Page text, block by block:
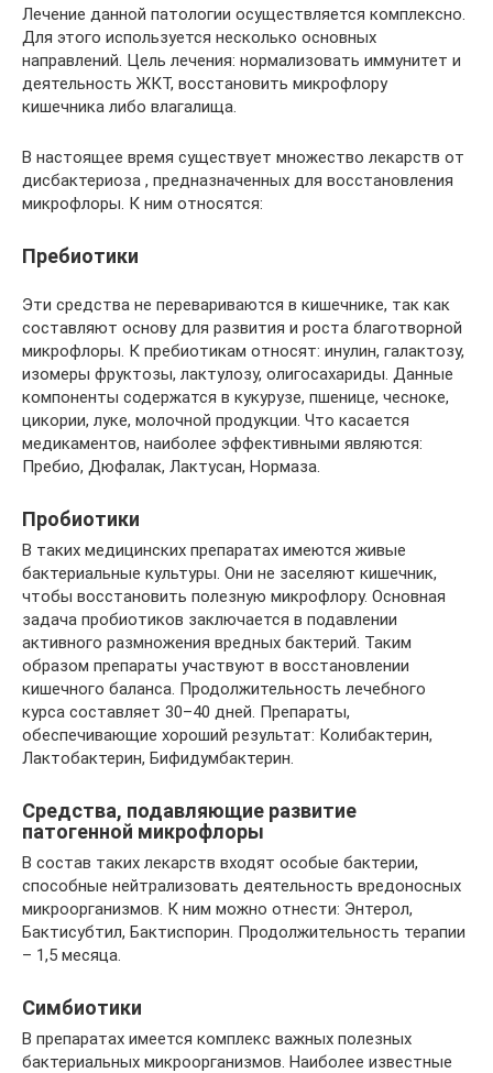
Лечение данной патологии осуществляется комплексно.
Для этого используется несколько основных
направлений. Цель лечения: нормализовать иммунитет и
деятельность ЖКТ, восстановить микрофлору
кишечника либо влагалища.
В настоящее время существует множество лекарств от
дисбактериоза , предназначенных для восстановления
микрофлоры. К ним относятся:
Пребиотики
Эти средства не перевариваются в кишечнике, так как
составляют основу для развития и роста благотворной
микрофлоры. К пребиотикам относят: инулин, галактозу,
изомеры фруктозы, лактулозу, олигосахариды. Данные
компоненты содержатся в кукурузе, пшенице, чесноке,
цикории, луке, молочной продукции. Что касается
медикаментов, наиболее эффективными являются:
Пребио, Дюфалак, Лактусан, Нормаза.
Пробиотики
В таких медицинских препаратах имеются живые
бактериальные культуры. Они не заселяют кишечник,
чтобы восстановить полезную микрофлору. Основная
задача пробиотиков заключается в подавлении
активного размножения вредных бактерий. Таким
образом препараты участвуют в восстановлении
кишечного баланса. Продолжительность лечебного
курса составляет 30–40 дней. Препараты,
обеспечивающие хороший результат: Колибактерин,
Лактобактерин, Бифидумбактерин.
Средства, подавляющие развитие
патогенной микрофлоры
В состав таких лекарств входят особые бактерии,
способные нейтрализовать деятельность вредоносных
микроорганизмов. К ним можно отнести: Энтерол,
Бактисубтил, Бактиспорин. Продолжительность терапии
– 1,5 месяца.
Симбиотики
В препаратах имеется комплекс важных полезных
бактериальных микроорганизмов. Наиболее известные